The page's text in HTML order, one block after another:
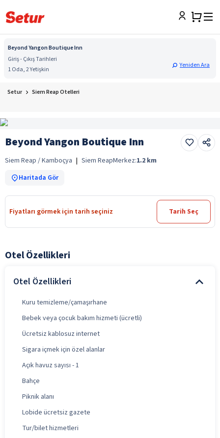
Beyond Yangon Boutique Inn
Giriş - Çıkış Tarihleri
1 Oda, 2 Yetişkin
Yeniden Ara
Setur Siem Reap Otelleri
Beyond Yangon Boutique Inn
Siem Reap / Kamboçya | Siem ReapMerkez:1.2 km
Haritada Gör
Fiyatları görmek için tarih seçiniz Tarih Seç
Otel Özellikleri
Otel Özellikleri
Kuru temizleme/çamaşırhane
Bebek veya çocuk bakım hizmeti (ücretli)
Ücretsiz kablosuz internet
Sigara içmek için özel alanlar
Açık havuz sayısı - 1
Bahçe
Piknik alanı
Lobide ücretsiz gazete
Tur/bilet hizmetleri